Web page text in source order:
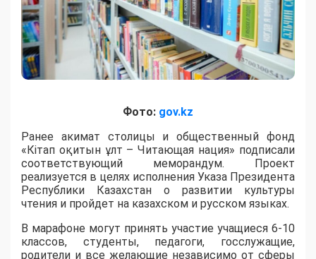
Фото: gov.kz
Ранее акимат столицы и общественный фонд
«Кітап оқитын ұлт – Читающая нация» подписали
соответствующий меморандум. Проект
реализуется в целях исполнения Указа Президента
Республики Казахстан о развитии культуры
чтения и пройдет на казахском и русском языках.
В марафоне могут принять участие учащиеся 6-10
классов, студенты, педагоги, госслужащие,
родители и все желающие независимо от сферы